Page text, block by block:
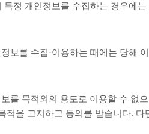
특정 개인정보를 수집하는 경우에
보를 수집·이용하는 때에는 당해
를 목적외의 용도로 이용할 수 없
적을 고지하고 동의를 받습니다.